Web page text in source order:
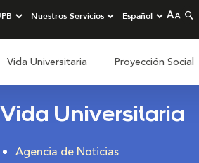
Vida Universitaria Proyección Social
Vida Universitaria
Agencia de Noticias